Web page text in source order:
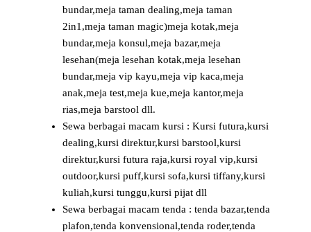
bundar,meja taman dealing,meja taman
2in1,meja taman magic)meja kotak,meja
bundar,meja konsul,meja bazar,meja
lesehan(meja lesehan kotak,meja lesehan
bundar,meja vip kayu,meja vip kaca,meja
anak,meja test,meja kue,meja kantor,meja
rias,meja barstool dll.
Sewa berbagai macam kursi : Kursi futura,kursi
dealing,kursi direktur,kursi barstool,kursi
direktur,kursi futura raja,kursi royal vip,kursi
outdoor,kursi puff,kursi sofa,kursi tiffany,kursi
kuliah,kursi tunggu,kursi pijat dll
Sewa berbagai macam tenda : tenda bazar,tenda
plafon,tenda konvensional,tenda roder,tenda